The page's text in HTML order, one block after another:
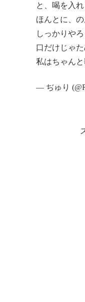
と、喝を入れ
ほんとに、
しっかりやろ
口だけじゃた
私はちゃん
— ぢゅり